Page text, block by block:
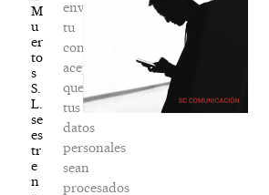
M
u
er
to
s
S.
L.
se
es
tr
e
n
enviar
tu
comentario,
aceptas
que
tus
datos
personales
sean
procesados